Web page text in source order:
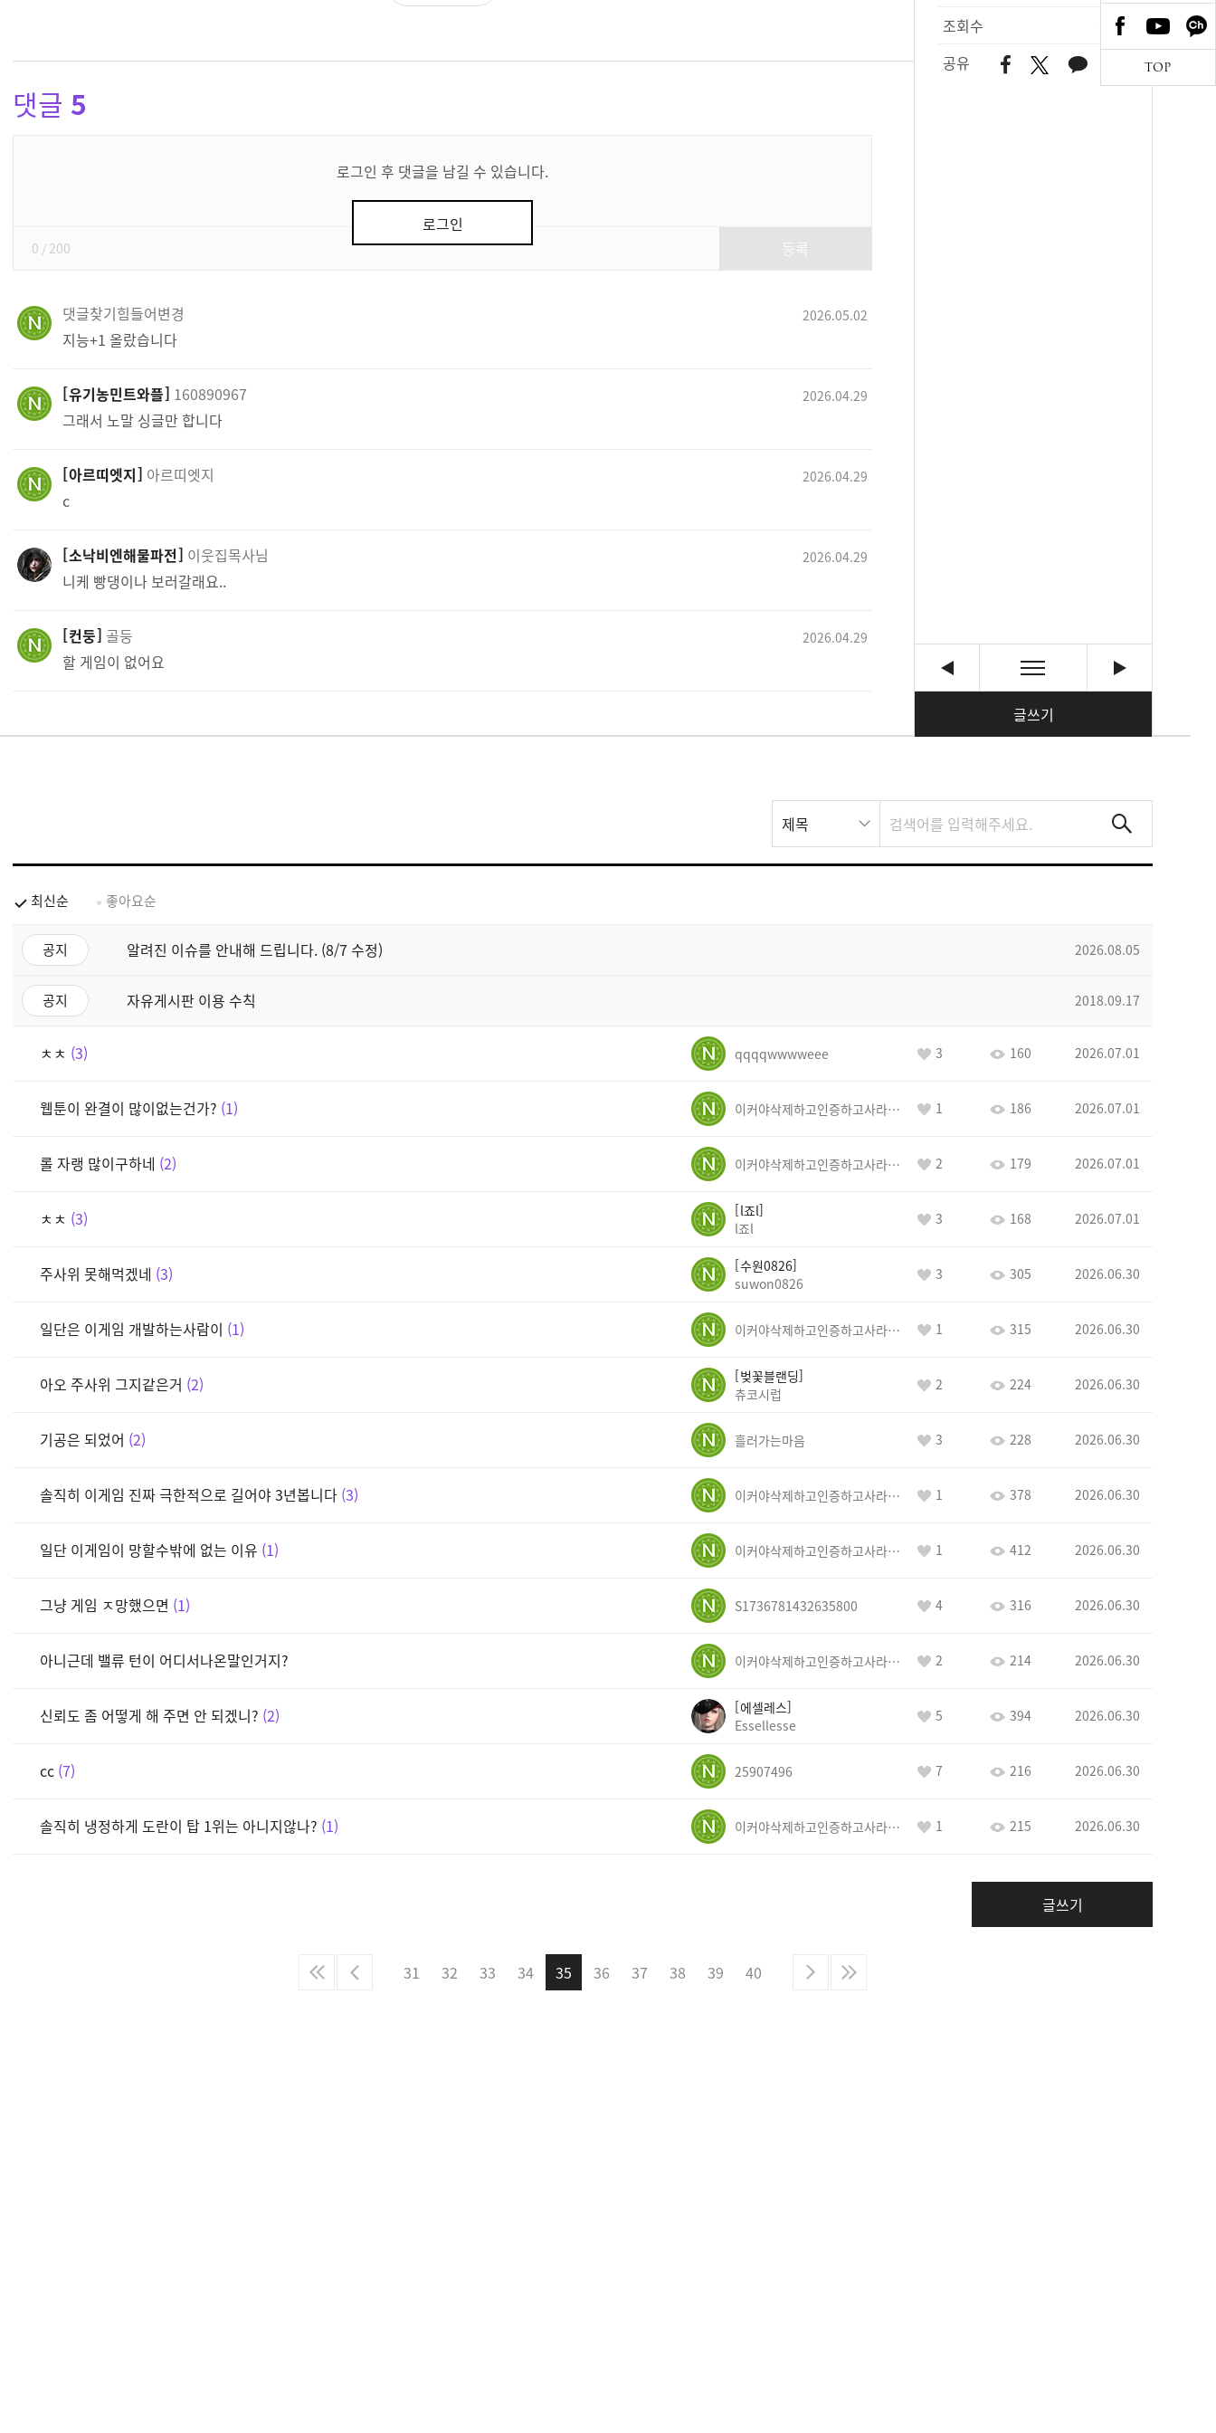
조회수
633
공유
글쓰기
댓글 5
로그인 후 댓글을 남길 수 있습니다.
로그인
0 / 200
댓글찾기힘들어변경 2026.05.02
지능+1 올랐습니다
유기농민트와플 160890967 2026.04.29
그래서 노말 싱글만 합니다
아르띠엣지 아르띠엣지 2026.04.29
c
소낙비엔해물파전 이웃집목사님 2026.04.29
니케 빵댕이나 보러갈래요..
컨둥 골둥 2026.04.29
할 게임이 없어요
스
트
제목
최신순 좋아요순
공지 알려진 이슈를 안내해 드립니다. (8/7 수정) 2026.08.05
공지 자유게시판 이용 수칙 2018.09.17
ㅊㅊ 3 qqqqwwwweee 3 160 2026.07.01
웹툰이 완결이 많이없는건가? 1 이커야삭제하고인증하고사라지거라 1 186 2026.07.01
롤 자랭 많이구하네 2 이커야삭제하고인증하고사라지거라 2 179 2026.07.01
ㅊㅊ 3
l죠l
l죠l
3 168 2026.07.01
주사위 못해먹겠네 3
수원0826
suwon0826
3 305 2026.06.30
일단은 이게임 개발하는사람이 1 이커야삭제하고인증하고사라지거라 1 315 2026.06.30
아오 주사위 그지같은거 2
벚꽃블랜딩
츄코시럽
2 224 2026.06.30
기공은 되었어 2 흘러가는마음 3 228 2026.06.30
솔직히 이게임 진짜 극한적으로 길어야 3년봅니다 3 이커야삭제하고인증하고사라지거라 1 378 2026.06.30
일단 이게임이 망할수밖에 없는 이유 1 이커야삭제하고인증하고사라지거라 1 412 2026.06.30
그냥 게임 ㅈ망했으면 1 S1736781432635800 4 316 2026.06.30
아니근데 밸류 턴이 어디서나온말인거지? 이커야삭제하고인증하고사라지거라 2 214 2026.06.30
신뢰도 좀 어떻게 해 주면 안 되겠니? 2
에셀레스
Essellesse
5 394 2026.06.30
cc 7 25907496 7 216 2026.06.30
솔직히 냉정하게 도란이 탑 1위는 아니지않나? 1 이커야삭제하고인증하고사라지거라 1 215 2026.06.30
글쓰기
31 32 33 34 35 36 37 38 39 40
TOP